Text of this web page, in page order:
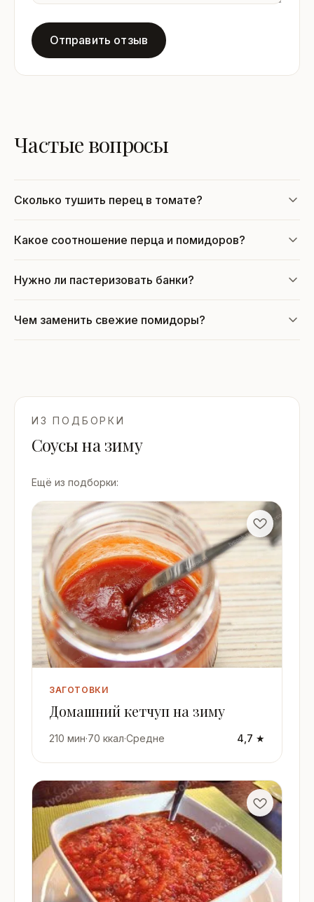
Отправить отзыв
Частые вопросы
Сколько тушить перец в томате?
Какое соотношение перца и помидоров?
Нужно ли пастеризовать банки?
Чем заменить свежие помидоры?
ИЗ ПОДБОРКИ
Соусы на зиму
Ещё из подборки:
ЗАГОТОВКИ
Домашний кетчуп на зиму
210 мин·70 ккал·Средне 4,7 ★